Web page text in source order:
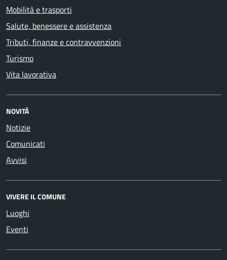
Mobilità e trasporti
Salute, benessere e assistenza
Tributi, finanze e contravvenzioni
Turismo
Vita lavorativa
NOVITÀ
Notizie
Comunicati
Avvisi
VIVERE IL COMUNE
Luoghi
Eventi